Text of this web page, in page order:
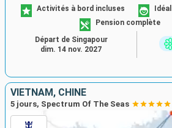
Activités à bord incluses
Pension complète
Départ de Singapour
dim. 14 nov. 2027
VIETNAM, CHINE
5 jours, Spectrum Of The Seas